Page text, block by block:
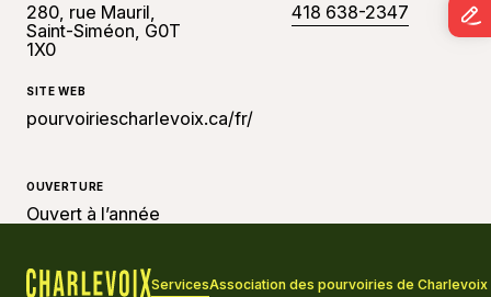
280, rue Mauril,
Saint-Siméon, G0T
1X0
418 638-2347
SITE WEB
pourvoiriescharlevoix.ca/fr/
OUVERTURE
Ouvert à l’année
ServicesAssociation des pourvoiries de Charlevoix